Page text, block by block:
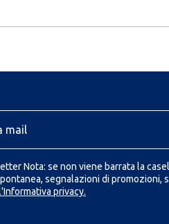
Nota: se non viene barrata la
segnalazioni di promozioni,
privacy.